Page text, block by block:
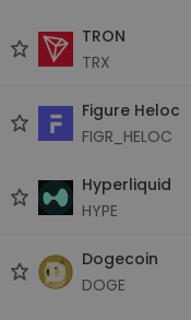
TRON
TRX
Figure Heloc
FIGR_HELOC
Hyperliquid
HYPE
Dogecoin
DOGE